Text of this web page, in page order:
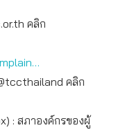
คลิก
คลิก
: สภาองค์กรของผู้